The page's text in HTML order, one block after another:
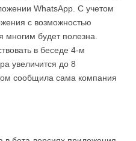
WhatsApp. С учетом
с возможностью
будет полезна.
в беседе 4-м
увеличится до 8
сообщила сама компания